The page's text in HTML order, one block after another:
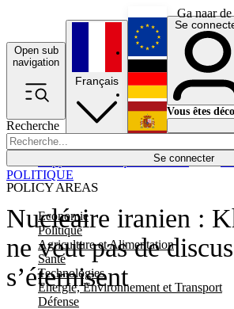
Ga naar
Open sub
navigation
Recherche
Se connecter
POLICY AREAS
Economie
Politique
Agriculture et Alimentation
Santé
Technologies
Energie, Environnement et Transport
Défense
Économie
Français
English
Deutsch
Español
Se
Vous êtes
Nucléaire iranien :
ne veut pas de
s’éternisent
POLITIQUE